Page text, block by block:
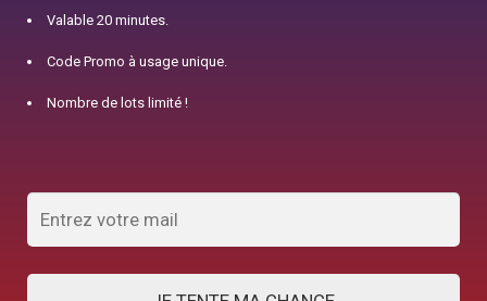
Valable 20 minutes.
Code Promo à usage unique.
Nombre de lots limité !